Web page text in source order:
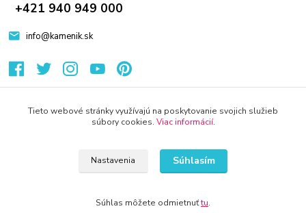
+421 940 949 000
info@kamenik.sk
Eshop-rychlo.sk
Tieto webové stránky využívajú na poskytovanie svojich služieb
súbory cookies. Viac informácií.
Nastavenia Súhlasím
Súhlas môžete odmietnuťtu.